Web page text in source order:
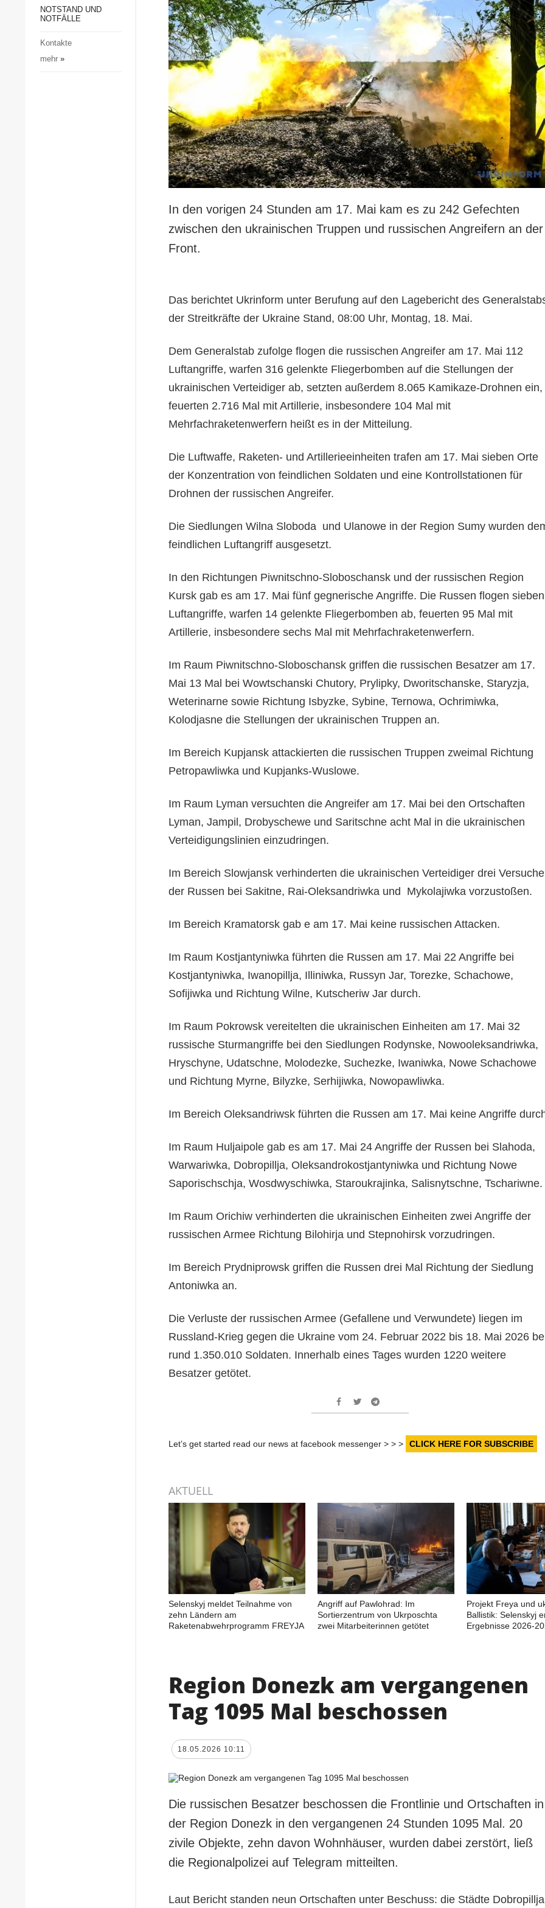
Gesellschaft und Kultur
Notstand und Notfälle
NOTSTAND UND
NOTFÄLLE
Kontakte
mehr»
In den vorigen 24 Stunden am 17. Mai kam es zu 242 Gefechten
zwischen den ukrainischen Truppen und russischen Angreifern an der
Front.
Das berichtet Ukrinform unter Berufung auf den Lagebericht des
der Streitkräfte der Ukraine Stand, 08:00 Uhr, Montag, 18. Mai.
Dem Generalstab zufolge flogen die russischen Angreifer am 17. Mai 112
Luftangriffe, warfen 316 gelenkte Fliegerbomben auf die Stellungen der
ukrainischen Verteidiger ab, setzten außerdem 8.065 Kamikaze-Drohnen ein,
feuerten 2.716 Mal mit Artillerie, insbesondere 104 Mal mit
Mehrfachraketenwerfern heißt es in der Mitteilung.
Die Luftwaffe, Raketen- und Artillerieeinheiten trafen am 17. Mai sieben Orte
der Konzentration von feindlichen Soldaten und eine Kontrollstationen für
Drohnen der russischen Angreifer.
Die Siedlungen Wilna Sloboda und Ulanowe in der Region Sumy wurden
feindlichen Luftangriff ausgesetzt.
In den Richtungen Piwnitschno-Sloboschansk und der russischen Region
Kursk gab es am 17. Mai fünf gegnerische Angriffe. Die Russen flogen sieben
Luftangriffe, warfen 14 gelenkte Fliegerbomben ab, feuerten 95 Mal mit
Artillerie, insbesondere sechs Mal mit Mehrfachraketenwerfern.
Im Raum Piwnitschno-Sloboschansk griffen die russischen Besatzer am 17.
Mai 13 Mal bei Wowtschanski Chutory, Prylipky, Dworitschanske, Staryzja,
Weterinarne sowie Richtung Isbyzke, Sybine, Ternowa, Ochrimiwka,
Kolodjasne die Stellungen der ukrainischen Truppen an.
Im Bereich Kupjansk attackierten die russischen Truppen zweimal Richtung
Petropawliwka und Kupjanks-Wuslowe.
Im Raum Lyman versuchten die Angreifer am 17. Mai bei den Ortschaften
Lyman, Jampil, Drobyschewe und Saritschne acht Mal in die ukrainischen
Verteidigungslinien einzudringen.
Im Bereich Slowjansk verhinderten die ukrainischen Verteidiger drei Versuche
der Russen bei Sakitne, Rai-Oleksandriwka und Mykolajiwka vorzustoßen.
Im Bereich Kramatorsk gab e am 17. Mai keine russischen Attacken.
Im Raum Kostjantyniwka führten die Russen am 17. Mai 22 Angriffe bei
Kostjantyniwka, Iwanopillja, Illiniwka, Russyn Jar, Torezke, Schachowe,
Sofijiwka und Richtung Wilne, Kutscheriw Jar durch.
Im Raum Pokrowsk vereitelten die ukrainischen Einheiten am 17. Mai 32
russische Sturmangriffe bei den Siedlungen Rodynske, Nowooleksandriwka,
Hryschyne, Udatschne, Molodezke, Suchezke, Iwaniwka, Nowe Schachowe
und Richtung Myrne, Bilyzke, Serhijiwka, Nowopawliwka.
Im Bereich Oleksandriwsk führten die Russen am 17. Mai keine Angriffe
Im Raum Huljaipole gab es am 17. Mai 24 Angriffe der Russen bei Slahoda,
Warwariwka, Dobropillja, Oleksandrokostjantyniwka und Richtung Nowe
Saporischschja, Wosdwyschiwka, Staroukrajinka, Salisnytschne, Tschariwne.
Im Raum Orichiw verhinderten die ukrainischen Einheiten zwei Angriffe der
russischen Armee Richtung Bilohirja und Stepnohirsk vorzudringen.
Im Bereich Prydniprowsk griffen die Russen drei Mal Richtung der Siedlung
Antoniwka an.
Die Verluste der russischen Armee (Gefallene und Verwundete) liegen im
Russland-Krieg gegen die Ukraine vom 24. Februar 2022 bis 18. Mai 2026
rund 1.350.010 Soldaten. Innerhalb eines Tages wurden 1220 weitere
Besatzer getötet.
Let’s get started read our news at facebook messenger > > > CLICK HERE FOR SUBSCRIBE
AKTUELL
Selenskyj meldet Teilnahme von
zehn Ländern am
Raketenabwehrprogramm FREYJA
Angriff auf Pawlohrad: Im
Sortierzentrum von Ukrposchta
zwei Mitarbeiterinnen getötet
Projekt Freya und
Ballistik: Selenskyj
Ergebnisse 2026-
Region Donezk am vergangenen
Tag 1095 Mal beschossen
18.05.2026 10:11
Die russischen Besatzer beschossen die Frontlinie und Ortschaften in
der Region Donezk in den vergangenen 24 Stunden 1095 Mal. 20
zivile Objekte, zehn davon Wohnhäuser, wurden dabei zerstört, ließ
die Regionalpolizei auf Telegram mitteilten.
Laut Bericht standen neun Ortschaften unter Beschuss: die Städte